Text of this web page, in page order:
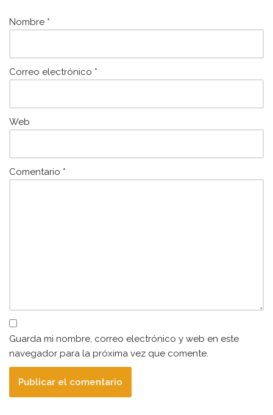
k
Nombre *
Correo electrónico *
Web
Comentario *
Guarda mi nombre, correo electrónico y web en este
navegador para la próxima vez que comente.